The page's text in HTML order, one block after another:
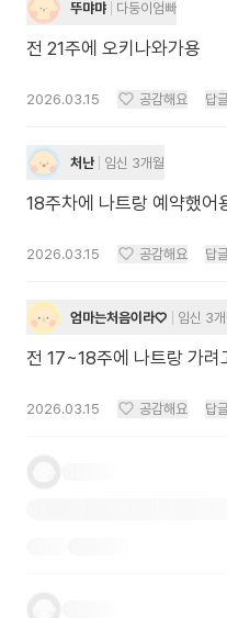
뚜먀먀 다둥이엄빠
전 21주에 오키나와가용
2026.03.15 공감해요 답
처난 임신 3개월
18주차에 나트랑 예약했어
2026.03.15 공감해요 답
엄마는처음이라♡ 임신 3
전 17~18주에 나트랑 가려
2026.03.15 공감해요 답